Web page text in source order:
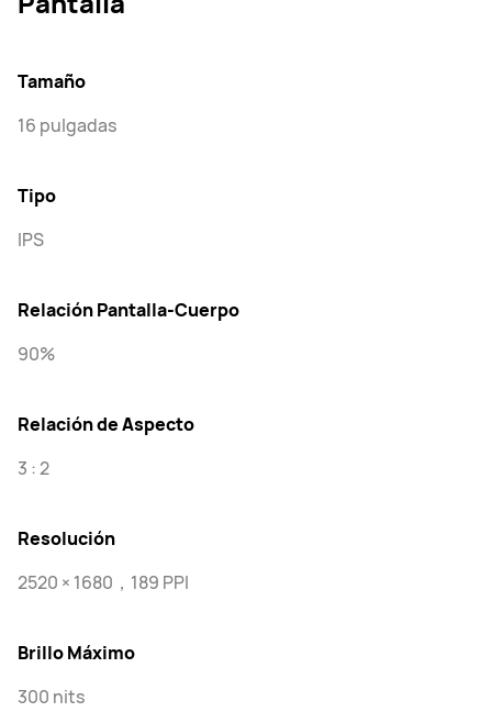
Tamaño
16 pulgadas
Tipo
IPS
Relación Pantalla-Cuerpo
90%
Relación de Aspecto
3 : 2
Resolución
2520 × 1680，189 PPI
Brillo Máximo
300 nits